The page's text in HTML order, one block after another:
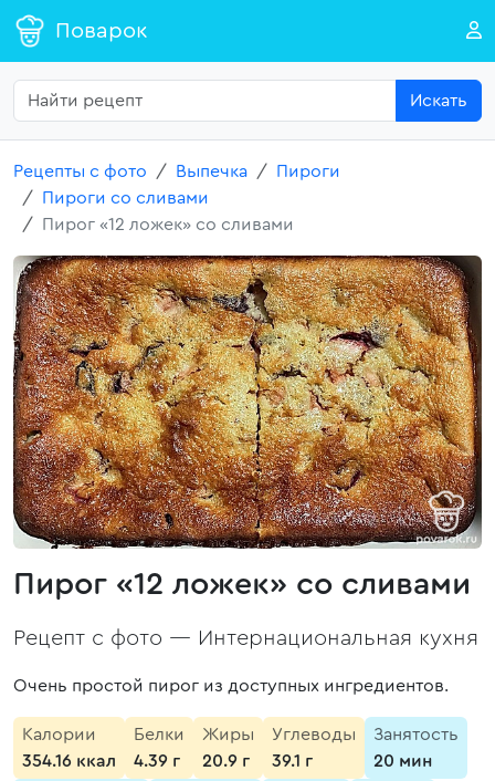
Поварок
Искать
Рецепты с фото Выпечка
Пироги
Пироги со сливами
Пирог «12 ложек» со сливами
Пирог «12 ложек» со сливами
Рецепт с фото — Интернациональная кухня
Очень простой пирог из доступных ингредиентов.
Калории
354.16 ккал
Белки
4.39 г
Жиры
20.9 г
Углеводы
39.1 г
Занятость
20 мин